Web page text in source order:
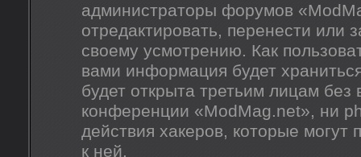
администраторы форумов
отредактировать, перенести
своему усмотрению. Как
вами информация будет
будет открыта третьим лицам
конференции «ModMag.net», ни
действия хакеров, которые могут
к ней.